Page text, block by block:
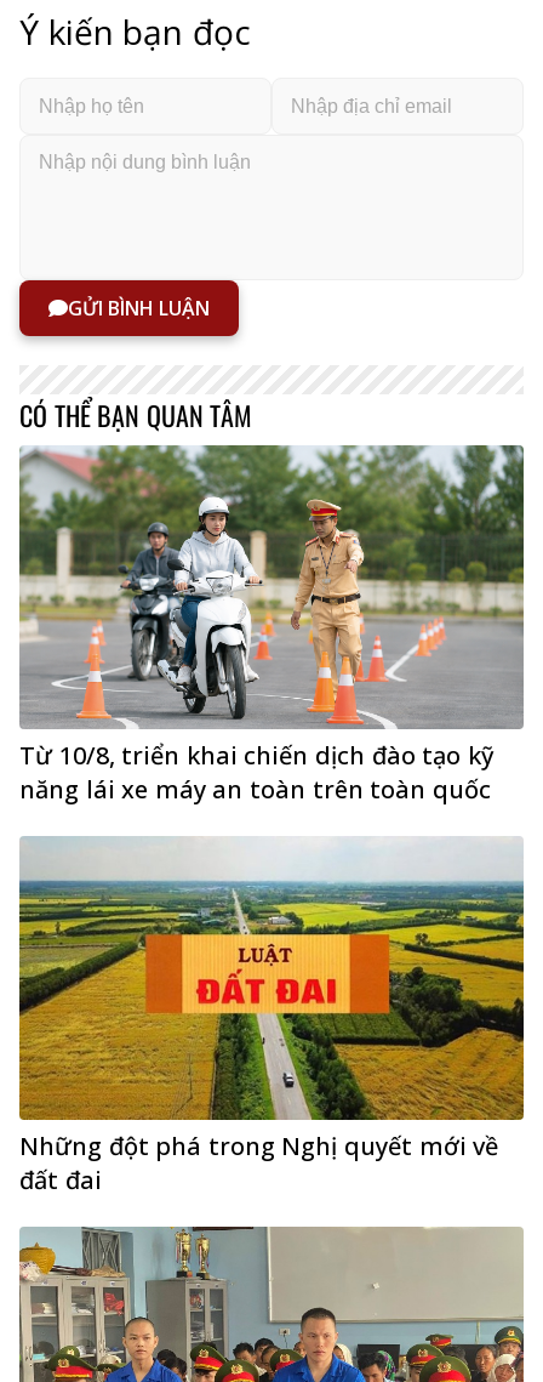
Ý kiến bạn đọc
GỬI BÌNH LUẬN
CÓ THỂ BẠN QUAN TÂM
Từ 10/8, triển khai chiến dịch đào tạo kỹ
năng lái xe máy an toàn trên toàn quốc
Những đột phá trong Nghị quyết mới về
đất đai